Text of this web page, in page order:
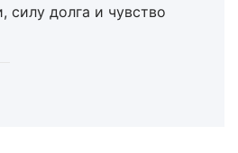
силу долга и чувство